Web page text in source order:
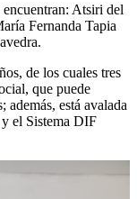
Atsiri del
Fernanda Tapia
de los cuales tres
que puede
además, está avalada
el Sistema DIF